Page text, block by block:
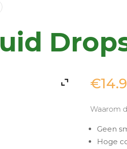
€
Waarom
Geen
Hoge